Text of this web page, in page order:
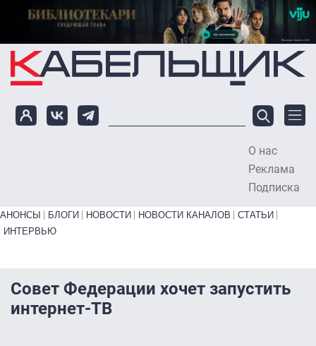
Перейти к основному содержанию
О нас
Реклама
Подписка
Primary links bottom
АНОНСЫ БЛОГИ НОВОСТИ НОВОСТИ КАНАЛОВ
СТАТЬИ
ИНТЕРВЬЮ
Совет Федерации хочет запустить
интернет-ТВ